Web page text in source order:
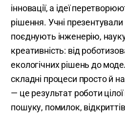
інновації, а ідеї
рішення. Учні
поєднують інженерію,
креативність: від
екологічних рішень до
складні процеси просто й
— це результат роботи
пошуку, помилок, відкриттів